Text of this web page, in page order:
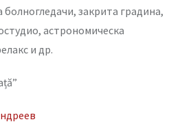
болногледачи, закрита градина,
астрономическа
и др.